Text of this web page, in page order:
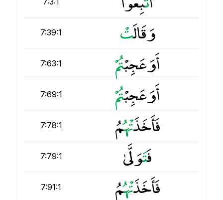
7:39:1 وَقَالَت
7:63:1 أَوَعَجِبْت
7:69:1 أَوَعَجِبْت
7:78:1 فَأَخَذَتْهُمُ
7:79:1 فَتَوَلَّىٰ
7:91:1 فَأَخَذَتْهُمُ